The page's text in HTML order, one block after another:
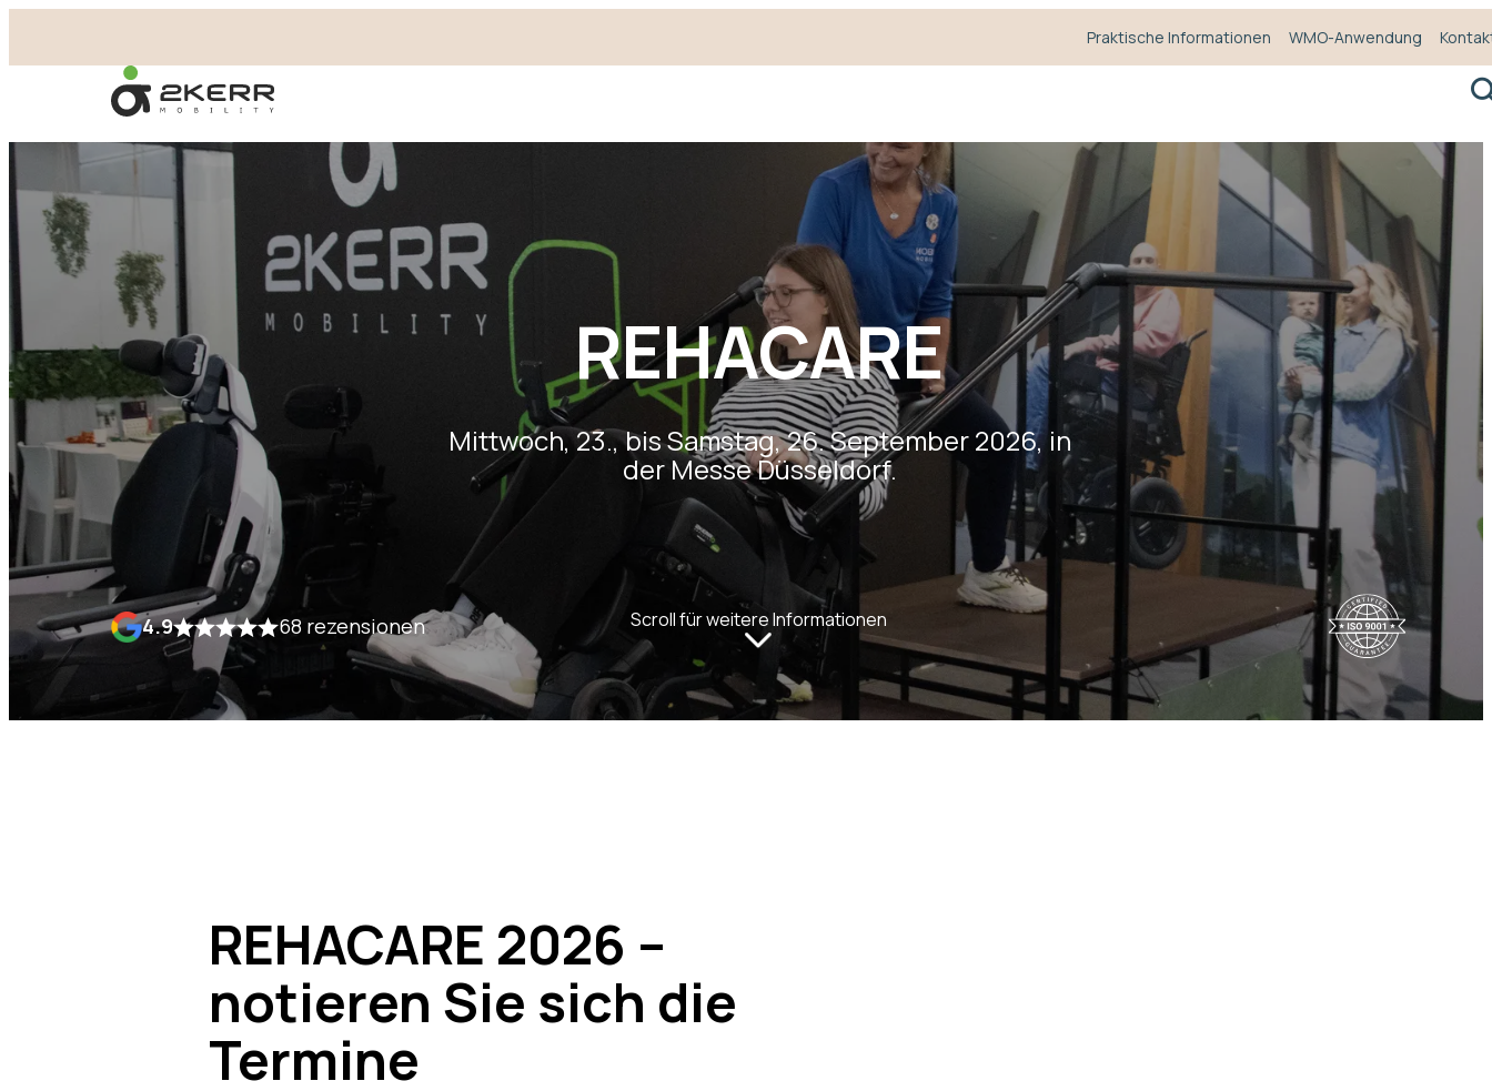
Praktische Informationen WMO-Anwendung
REHACARE
Mittwoch, 23., bis Samstag, 26. September 2026, in
der Messe Düsseldorf.
4.9 68 rezensionen Scroll für weitere Informationen
REHACARE 2026 –
notieren Sie sich die
Termine